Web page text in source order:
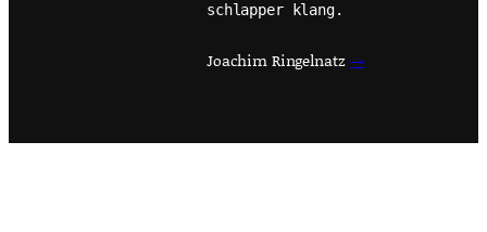
schlapper klang.
Joachim Ringelnatz→